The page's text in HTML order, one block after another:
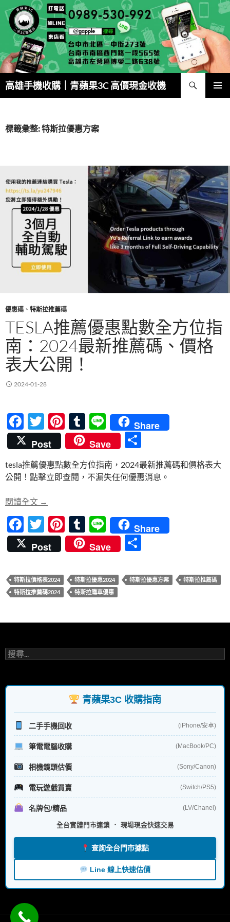
至
內
容
高雄手機收購｜青蘋果3C 高價現金收機
搜
尋
標籤彙整: 特斯拉優惠方案
優惠碼 、 特斯拉推薦碼
TESLA推薦優惠點數全方位指
南：2024最新推薦碼、價格
表大公開！
2024-01-28
F
ac
e
b
o
o
k
T
w
itt
er
Pi
nt
er
es
t
T
u
m
bl
r
Li
n
e
Share
Post
Save
享
tesla推薦優惠點數全方位指南，2024最新推薦碼和價格表大
公開！點擊立即查閱，不漏失任何優惠消息。
閱讀全文 tesla推薦優惠點數全方位指南：2024最新推薦碼、
→
F
ac
e
b
o
k
T
w
itt
er
Pi
nt
er
es
t
T
u
m
bl
r
Li
n
e
Share
Post
Save
特斯拉價格表2024 特斯拉優惠2024 特斯拉優惠方案
特斯拉推薦碼
特斯拉推薦碼2024
特斯拉購車優惠
搜
尋
字:
青蘋果3C 收購指南
二手手機回收 (iPhone/安卓)
筆電電腦收購 (MacBook/PC)
相機鏡頭估價 (Sony/Canon)
電玩遊戲買賣 (Switch/PS5)
名牌包/精品 (LV/Chanel)
全台實體門市連鎖 ． 現場現金快速交易
查詢全台門市據點
Line 線上快速估價